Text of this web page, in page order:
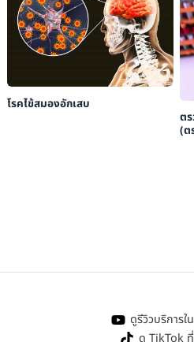
โรคไข้สมองอักเสบ
ต
(ต
ดูรีวิวบริการ
ดู TikTok